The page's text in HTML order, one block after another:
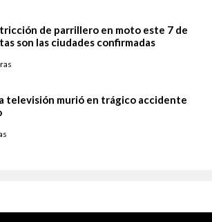
de parrillero en moto este 7 de
son las ciudades confirmadas
televisión murió en trágico accidente